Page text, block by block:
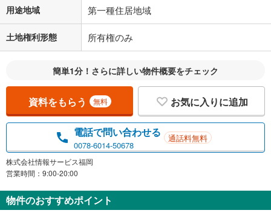
用途地域 第一種住居地域
土地権利形態 所有権のみ
簡単1分！さらに詳しい物件概要をチェック
資料をもらう 無料 お気に入りに追加
電話で問い合わせる
0078-6014-50678
通話料無料
株式会社情報サービス福岡
営業時間：9:00-20:00
物件のおすすめポイント